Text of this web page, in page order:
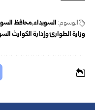
الوسوم: السويداء محافظ
وزارة الطوارئ وإدارة الكوارث